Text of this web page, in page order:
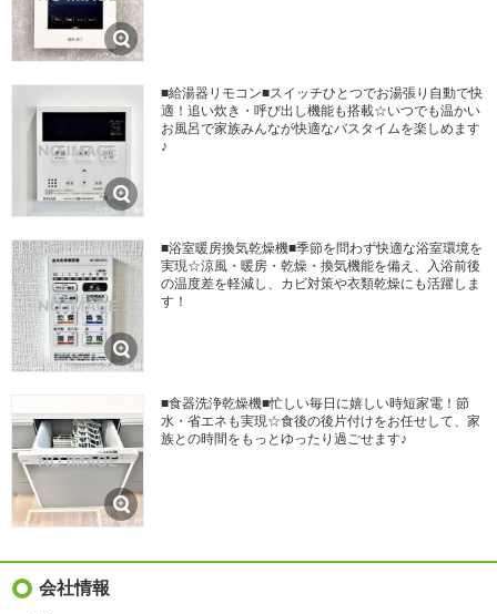
■給湯器リモコン■スイッチひとつでお湯張り自動で快
適！追い炊き・呼び出し機能も搭載☆いつでも温かい
お風呂で家族みんなが快適なバスタイムを楽しめます
♪
■浴室暖房換気乾燥機■季節を問わず快適な浴室環境を
実現☆涼風・暖房・乾燥・換気機能を備え、入浴前後
の温度差を軽減し、カビ対策や衣類乾燥にも活躍しま
す！
■食器洗浄乾燥機■忙しい毎日に嬉しい時短家電！節
水・省エネも実現☆食後の後片付けをお任せして、家
族との時間をもっとゆったり過ごせます♪
会社情報